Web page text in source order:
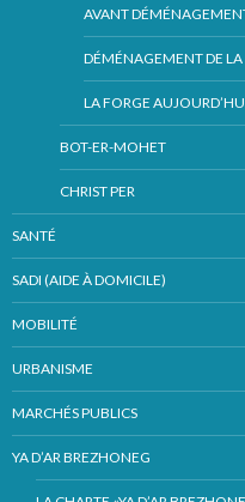
AVANT
DÉMÉNAGEMENT DE LA
LA FORGE
BOT-ER-MOHET
CHRIST PER
SANTÉ
SADI (AIDE À DOMICILE)
MOBILITÉ
URBANISME
MARCHÉS PUBLICS
YA D’AR BREZHONEG